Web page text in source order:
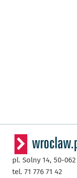
pl. Solny 14, 50-062
tel. 71 776 71 42